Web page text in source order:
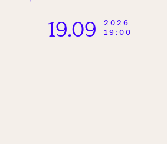
19.09
2026
19:00